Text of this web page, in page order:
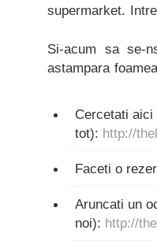
supermarket.
Si-acum sa se-
astampara
Cercetati
tot): http://
Faceti o
Aruncati un
noi): http://